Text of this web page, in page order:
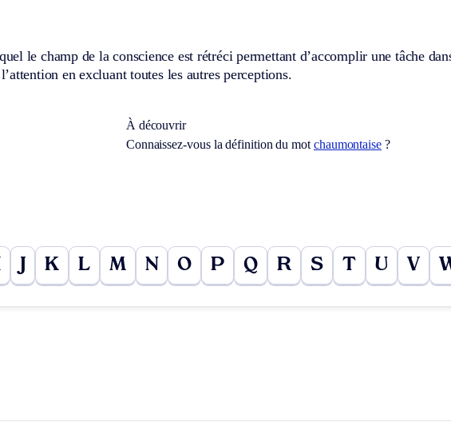
le champ de la conscience est rétréci permettant d’accomplir une tâche
en excluant toutes les autres perceptions.
À découvrir
Connaissez-vous la définition du mot chaumontaise?
J K L M N O P Q R S T U V